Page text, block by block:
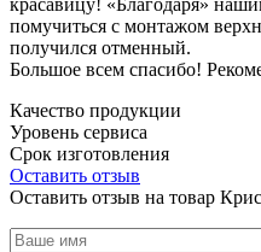
помучиться с монтажом
получился отменный.
Большое всем спасибо!
Качество продукции
Уровень сервиса
Срок изготовления
Оставить отзыв
Оставить отзыв на товар